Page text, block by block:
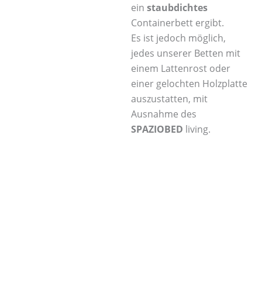
ein staubdichtes
Containerbett ergibt.
Es ist jedoch möglich,
jedes unserer Betten mit
einem Lattenrost oder
einer gelochten Holzplatte
auszustatten, mit
Ausnahme des
SPAZIOBED living.